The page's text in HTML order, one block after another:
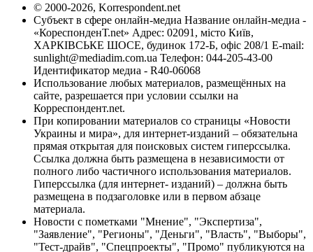
© 2000-2026, Korrespondent.net
Субъект в сфере онлайн-медиа Название онлайн-медиа -
«КореспонденТ.net» Адрес: 02091, місто Київ,
ХАРКІВСЬКЕ ШОСЕ, будинок 172-Б, офіс 208/1 E-mail:
sunlight@mediadim.com.ua Телефон: 044-205-43-00
Идентификатор медиа - R40-06068
Использование любых материалов, размещённых на
сайте, разрешается при условии ссылки на
Корреспондент.net.
При копировании материалов со страницы «Новости
Украины и мира», для интернет-изданий – обязательна
прямая открытая для поисковых систем гиперссылка.
Ссылка должна быть размещена в независимости от
полного либо частичного использования материалов.
Гиперссылка (для интернет- изданий) – должна быть
размещена в подзаголовке или в первом абзаце
материала.
Новости с пометками "Мнение", "Экспертиза",
"Заявление", "Регионы", "Деньги", "Власть", "Выборы",
"Тест-драйв", "Спецпроекты", "Промо" публикуются на